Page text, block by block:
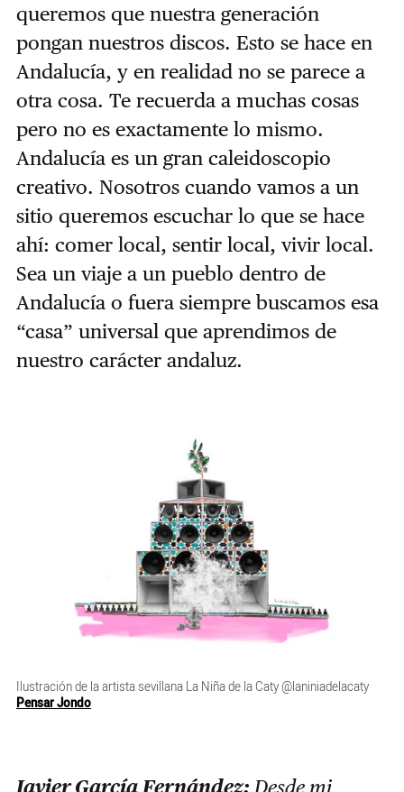
queremos que nuestra generación
pongan nuestros discos. Esto se hace en
Andalucía, y en realidad no se parece a
otra cosa. Te recuerda a muchas cosas
pero no es exactamente lo mismo.
Andalucía es un gran caleidoscopio
creativo. Nosotros cuando vamos a un
sitio queremos escuchar lo que se hace
ahí: comer local, sentir local, vivir local.
Sea un viaje a un pueblo dentro de
Andalucía o fuera siempre buscamos esa
“casa” universal que aprendimos de
nuestro carácter andaluz.
Ilustración de la artista sevillana La Niña de la Caty @laniniadelacaty
Pensar Jondo
Javier García Fernández: Desde mi